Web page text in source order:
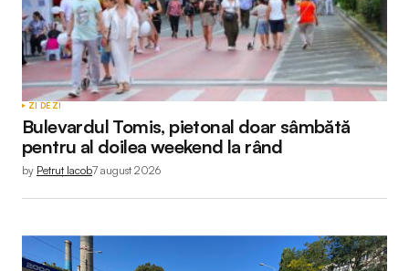
ZI DE ZI
Bulevardul Tomis, pietonal doar sâmbătă
pentru al doilea weekend la rând
by Petruț Iacob7 august 2026